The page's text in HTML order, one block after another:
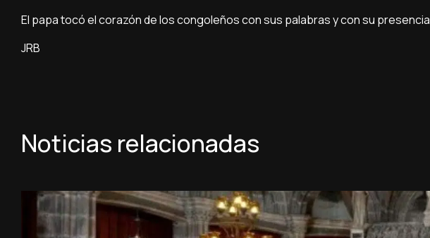
El papa tocó el corazón de los congoleños con sus palabras y con su
JRB
Noticias relacionadas